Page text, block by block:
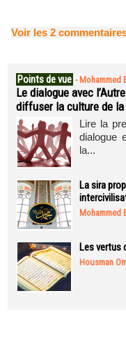
Voir les 2
Points de vue - Mohammed
Le dialogue avec
diffuser la culture de
Lire la
dialogue
la...
La sira
Mohammed
Les vertus
Housman